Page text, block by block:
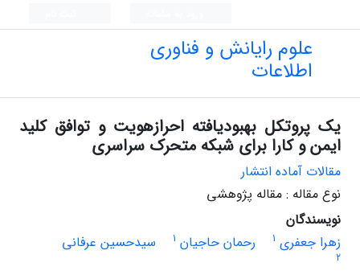
علوم رایانش و فناوری
اطلاعات
یک پروتکل بهبودیافته احرازهویت و توافق کلید
ایمن و کارا برای شبکه متحرک سراسری
مقالات آماده انتشار
نوع مقاله : مقاله پژوهشی
نویسندگان
زهرا جعفری 1 رحمان حاجیان 1 سیدحسین عرفانی
2